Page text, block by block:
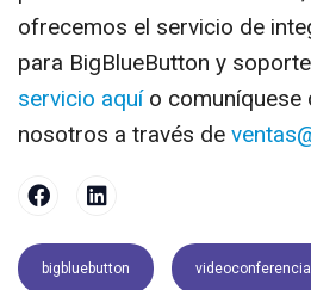
ofrecemos el servicio de
para BigBlueButton y
servicio aquío comuníquese
nosotros a través de
bigbluebutton videoconferencia